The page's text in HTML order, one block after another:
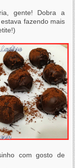
gente! Dobra a
fazendo mais
com gosto de